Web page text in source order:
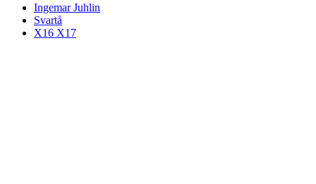
Ingemar Juhlin
Svartå
X16 X17